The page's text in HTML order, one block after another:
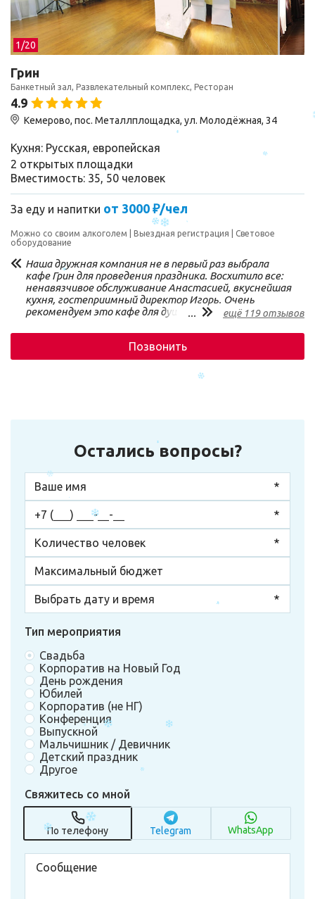
1/20
Грин
Банкетный зал, Развлекательный комплекс, Ресторан
4.9
Кемерово, пос. Металлплощадка, ул. Молодёжная, 34
Кухня: Русская, европейская
2 открытых площадки
Вместимость: 35, 50 человек
За еду и напитки от 3000 ₽/чел
Можно со своим алкоголем Выездная регистрация
Световое
оборудование
Наша дружная компания не в первый раз выбрала
кафе Грин для проведения праздника. Восхитило все:
ненавязчивое обслуживание Анастасией, вкуснейшая
кухня, гостеприимный директор Игорь. Очень
рекомендуем это кафе для душевного
... ещё 119 отзывов
Позвонить
Остались вопросы?
Тип мероприятия
Свадьба
Корпоратив на Новый Год
День рождения
Юбилей
Корпоратив (не НГ)
Конференция
Выпускной
Мальчишник / Девичник
Детский праздник
Другое
Свяжитесь со мной
По телефону Telegram WhatsApp